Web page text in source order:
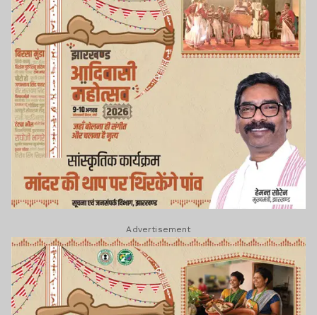
Advertisement